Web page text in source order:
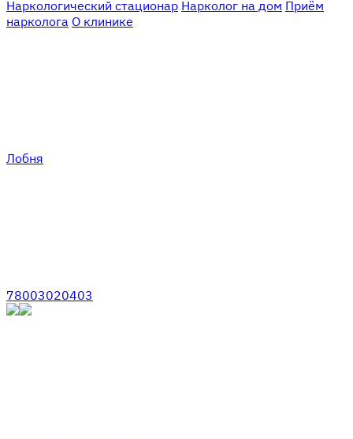
Наркологический стационар Нарколог на дом Приём
нарколога О клинике
Лобня
78003020403